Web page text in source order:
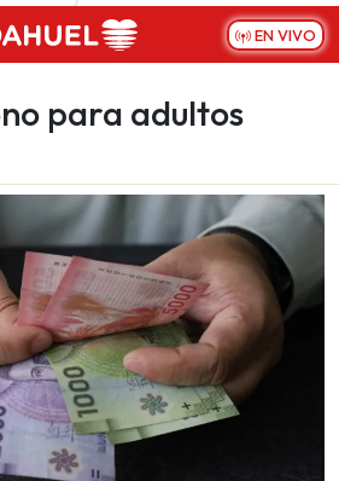
EN VIVO
para adultos